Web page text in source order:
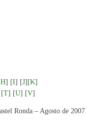
H] [I] [J][K]
T] [U] [V]
Ronda – Agosto de 2007